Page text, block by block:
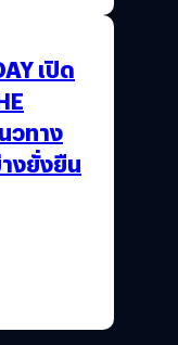
เปิด
วทาง
งยั่งยืน